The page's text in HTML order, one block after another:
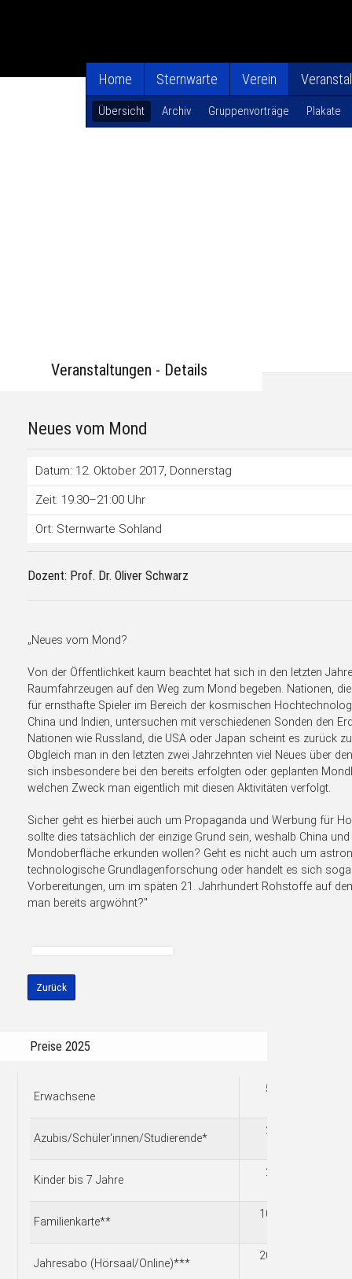
Home Sternwarte Verein
Übersicht Archiv Gruppenvorträge Plakate
Veranstaltungen - Details
Neues vom Mond
Datum: 12. Oktober 2017, Donnerstag
Zeit: 19:30–21:00 Uhr
Ort: Sternwarte Sohland
Dozent: Prof. Dr. Oliver Schwarz
„Neues vom Mond?
Von der Öffentlichkeit kaum beachtet hat sich in den letzten
Raumfahrzeugen auf den Weg zum Mond begeben. Nationen,
für ernsthafte Spieler im Bereich der kosmischen
China und Indien, untersuchen mit verschiedenen Sonden den
Nationen wie Russland, die USA oder Japan scheint es zurück
Obgleich man in den letzten zwei Jahrzehnten viel Neues über
sich insbesondere bei den bereits erfolgten oder geplanten
welchen Zweck man eigentlich mit diesen Aktivitäten verfolgt.
Sicher geht es hierbei auch um Propaganda und Werbung für
sollte dies tatsächlich der einzige Grund sein, weshalb China und
Mondoberfläche erkunden wollen? Geht es nicht auch um
technologische Grundlagenforschung oder handelt es sich
Vorbereitungen, um im späten 21. Jahrhundert Rohstoffe auf
man bereits argwöhnt?"
Zurück
Preise 2025
Erwachsene
5,00
Azubis/Schüler'innen/Studierende*
2,50
Kinder bis 7 Jahre
2,00
Familienkarte**
10,00
Jahresabo (Hörsaal/Online)***
20,00